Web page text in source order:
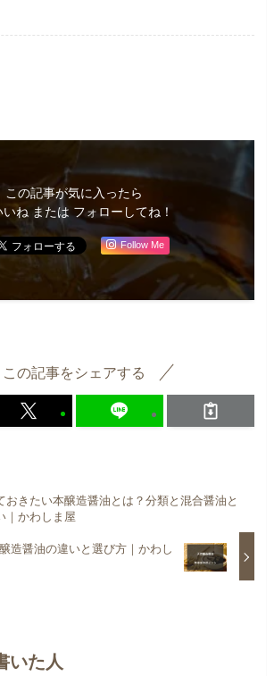
この記事が気に入ったら
いね または フォローしてね！
Follow Me
この記事をシェアする
おきたい本醸造醤油とは？分類と混合醤油と
｜かわしま屋
造醤油の違いと選び方｜かわし
いた人